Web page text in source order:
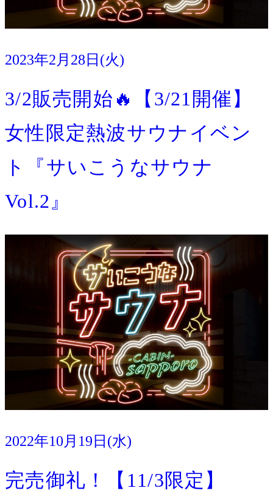
2023年2月28日(火)
3/2販売開始🔥【3/21開催】
女性限定熱波サウナイベン
ト『サいこうなサウナ
Vol.2』
2022年10月19日(水)
完売御礼！【11/3限定】